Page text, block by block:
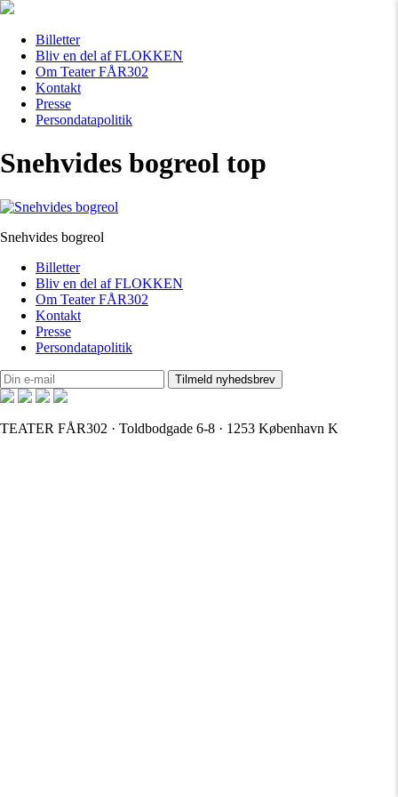
Billetter
Bliv en del af FLOKKEN
Om Teater FÅR302
Kontakt
Presse
Persondatapolitik
Snehvides bogreol top
Snehvides bogreol
Billetter
Bliv en del af FLOKKEN
Om Teater FÅR302
Kontakt
Presse
Persondatapolitik
TEATER FÅR302 · Toldbodgade 6-8 · 1253 København K